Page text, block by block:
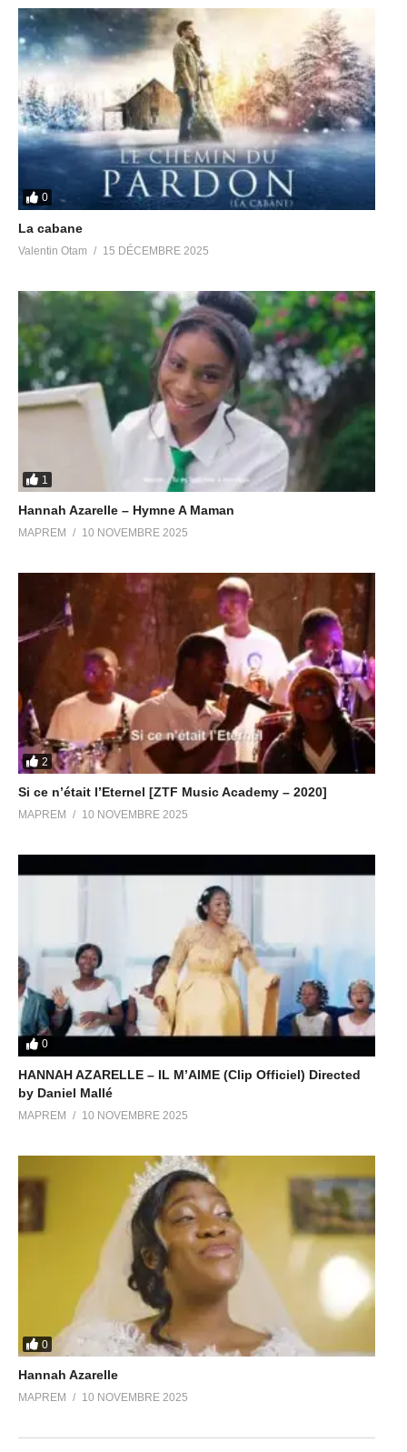
0
La cabane
Valentin Otam 15 DÉCEMBRE 2025
1
Hannah Azarelle – Hymne A Maman
MAPREM 10 NOVEMBRE 2025
2
Si ce n’était l’Eternel [ZTF Music Academy – 2020]
MAPREM 10 NOVEMBRE 2025
0
HANNAH AZARELLE – IL M’AIME (Clip Officiel) Directed
by Daniel Mallé
MAPREM 10 NOVEMBRE 2025
0
Hannah Azarelle
MAPREM 10 NOVEMBRE 2025